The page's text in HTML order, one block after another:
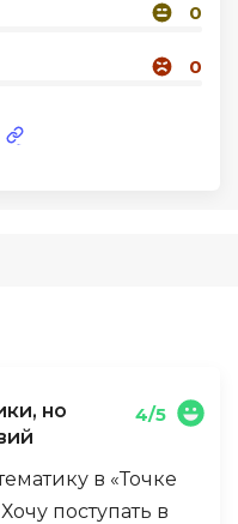
0
0
но
4/5
в «Точке
поступать в